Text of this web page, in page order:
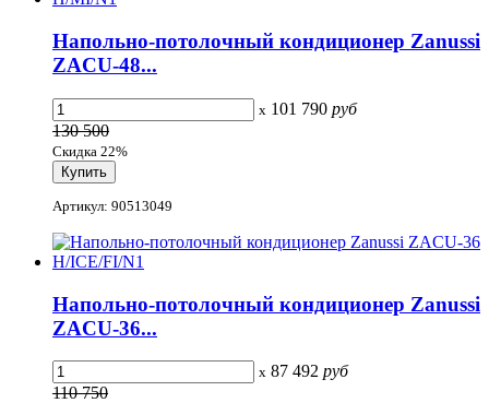
Напольно-потолочный кондиционер Zanussi
ZACU-48...
x 101 790 руб
130 500
Скидка 22%
Артикул: 90513049
Напольно-потолочный кондиционер Zanussi
ZACU-36...
x 87 492 руб
110 750